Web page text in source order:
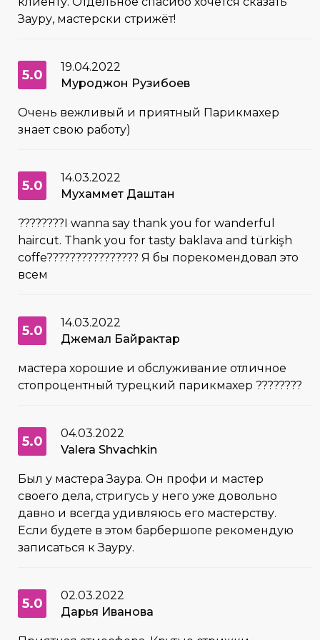
Зауру, мастерски стрижёт!
5.0
19.04.2022
Муроджон Рузибоев
Очень вежливый и приятный Парикмахер
знает свою работу)
5.0
14.03.2022
Мухаммет Даштан
????????I wanna say thank you for wanderful
haircut. Thank you for tasty baklava and türkişh
coffe???????????????? Я бы порекомендовал это
всем
5.0
14.03.2022
Джемал Байрактар
мастера хорошие и обслуживание отличное
стопроцентный турецкий парикмахер ????????
5.0
04.03.2022
Valera Shvachkin
Был у мастера Заура. Он профи и мастер
своего дела, стригусь у него уже довольно
давно и всегда удивляюсь его мастерству.
Если будете в этом барбершопе рекомендую
записаться к Зауру.
5.0
02.03.2022
Дарья Иванова